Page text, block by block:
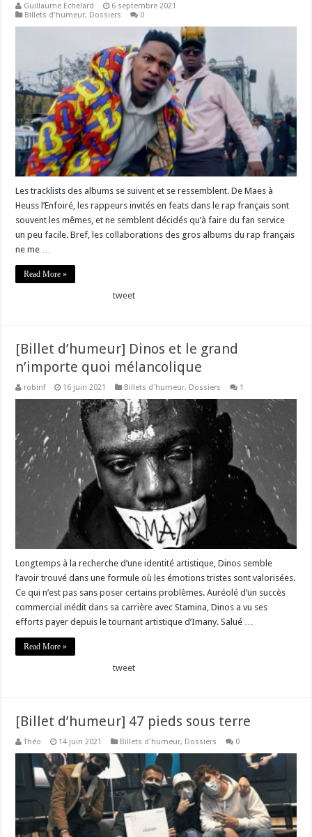
Guillaume Echelard
6 septembre 2021
Billets d'humeur, Dossiers 0
Les tracklists des albums se suivent et se ressemblent. De Maes à
Heuss l’Enfoiré, les rappeurs invités en feats dans le rap français sont
souvent les mêmes, et ne semblent décidés qu’à faire du fan service
un peu facile. Bref, les collaborations des gros albums du rap français
ne me …
Read More »
tweet
[Billet d’humeur] Dinos et le grand
n’importe quoi mélancolique
robinf 16 juin 2021 Billets d'humeur, Dossiers 1
Longtemps à la recherche d’une identité artistique, Dinos semble
l’avoir trouvé dans une formule où les émotions tristes sont valorisées.
Ce qui n’est pas sans poser certains problèmes. Auréolé d’un succès
commercial inédit dans sa carrière avec Stamina, Dinos a vu ses
efforts payer depuis le tournant artistique d’Imany. Salué …
Read More »
tweet
[Billet d’humeur] 47 pieds sous terre
Théo 14 juin 2021 Billets d'humeur, Dossiers 0